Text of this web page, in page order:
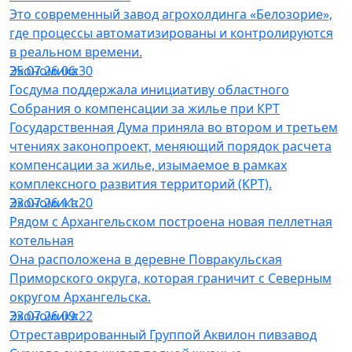
Это современный завод агрохолдинга «Белозорие»,
где процессы автоматизированы и контролируются
в реальном времени.
Экономика
25.07.26 06:30
Госдума поддержала инициативу областного
Собрания о компенсации за жилье при КРТ
Государственная Дума приняла во втором и третьем
чтениях законопроект, меняющий порядок расчета
компенсации за жилье, изымаемое в рамках
комплексного развития территорий (КРТ).
Экономика
23.07.26 11:20
Рядом с Архангельском построена новая пеллетная
котельная
Она расположена в деревне Повракульская
Приморского округа, которая граничит с Северным
округом Архангельска.
Экономика
23.07.26 09:22
Отреставрированный Группой Аквилон пивзавод